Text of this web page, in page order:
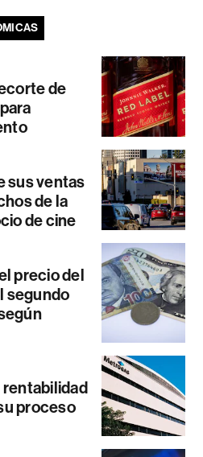
de
sus ventas
de la
de cine
precio del
segundo
rentabilidad
proceso